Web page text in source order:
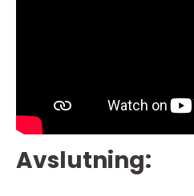
Avslutning: